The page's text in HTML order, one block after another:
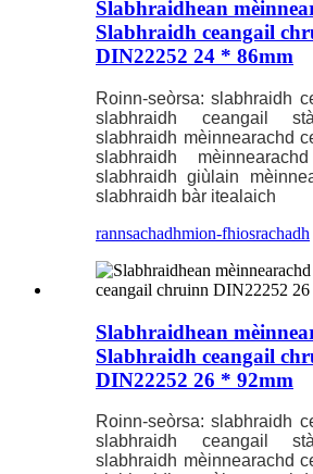
Slabhraidhean
Slabhraidh ceangail
DIN22252 24 * 86mm
Roinn-seòrsa: slabhraidh
slabhraidh ceangail
slabhraidh mèinnearachd
slabhraidh
slabhraidh giùlain
slabhraidh bàr itealaich
rannsachadhmion-fhiosrachadh
Slabhraidhean
Slabhraidh ceangail
DIN22252 26 * 92mm
Roinn-seòrsa: slabhraidh
slabhraidh ceangail
slabhraidh mèinnearachd